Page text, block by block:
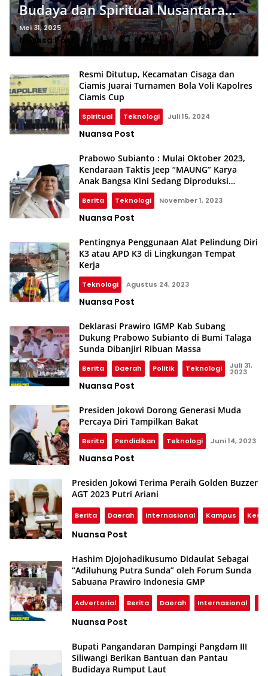
Budaya dan Spiritual Nusantara
Nasional” Tahun 2025 di Garuda
Mandala Nusantara Mojokerto
Mei 31, 2025
Nuansa Post
Resmi Ditutup, Kecamatan Cisaga dan
Ciamis Juarai Turnamen Bola Voli Kapolres
Ciamis Cup
Spiritual Teknologi Juli 15, 2024
Nuansa Post
Prabowo Subianto : Mulai Oktober 2023,
Kendaraan Taktis Jeep “MAUNG” Karya
Anak Bangsa Kini Sedang Diproduksi
Massal
Berita Teknologi November 1, 2023
Nuansa Post
Pentingnya Penggunaan Alat Pelindung Diri
K3 atau APD K3 di Lingkungan Tempat
Kerja
Teknologi Agustus 24, 2023
Nuansa Post
Deklarasi Prawiro IGMP Kab Subang
Dukung Prabowo Subianto di Bumi Talaga
Sunda Dibanjiri Ribuan Massa
Berita Daerah Politik Teknologi Juli 31,
2023
Nuansa Post
Presiden Jokowi Dorong Generasi Muda
Percaya Diri Tampilkan Bakat
Berita Pendidikan Teknologi Juni 14, 2023
Nuansa Post
Presiden Jokowi Terima Peraih Golden Buzzer
AGT 2023 Putri Ariani
Berita Daerah Internasional Kampus
Nuansa Post
Hashim Djojohadikusumo Didaulat Sebagai
“Adiluhung Putra Sunda” oleh Forum Sunda
Sabuana Prawiro Indonesia GMP
Advertorial Berita Daerah Internasional
Nuansa Post
Bupati Pangandaran Dampingi Pangdam III
Siliwangi Berikan Bantuan dan Pantau
Budidaya Rumput Laut